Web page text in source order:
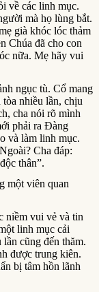
về các linh mục.
mà họ lùng bắt.
già khóc lóc thảm
Chúa đã cho con
nữa. Mẹ hãy vui
ngục tù. Cổ mang
nhiều lần, chịu
cha nói rõ mình
phải ra Đàng
và làm linh mục.
Cha đáp:
thân”.
một viên quan
niềm vui vẻ và tin
linh mục cải
cũng đến thăm.
được trung kiên.
bị tâm hồn lãnh